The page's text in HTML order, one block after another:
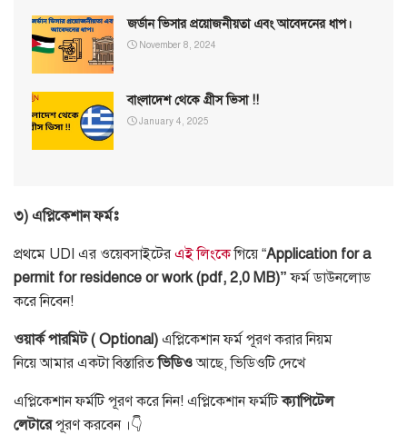
জর্ডান ভিসার প্রয়োজনীয়তা এবং আবেদনের ধাপ।
November 8, 2024
বাংলাদেশ থেকে গ্রীস ভিসা !!
January 4, 2025
৩) এপ্লিকেশান ফর্মঃ
প্রথমে UDI এর ওয়েবসাইটের এই লিংকে গিয়ে“Application for a
permit for residence or work (pdf, 2,0 MB)”ফর্ম ডাউনলোড
করে নিবেন!
ওয়ার্ক পারমিট ( Optional) এপ্লিকেশান ফর্ম পূরণ করার নিয়ম
নিয়ে আমার একটা বিস্তারিত ভিডিও আছে, ভিডিওটিদেখে
এপ্লিকেশান ফর্মটি পূরণ করে নিন! এপ্লিকেশান ফর্মটি ক্যাপিটেল
লেটারে পূরণ করবেন ।👇